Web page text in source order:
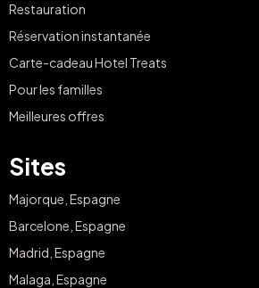
Restauration
Réservation instantanée
Carte-cadeau Hotel Treats
Pour les familles
Meilleures offres
Sites
Majorque, Espagne
Barcelone, Espagne
Madrid, Espagne
Malaga, Espagne